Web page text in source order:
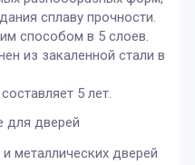
сплаву прочности.
способом в 5 слоев.
из закаленной стали в
5 лет.
для дверей
металлических дверей